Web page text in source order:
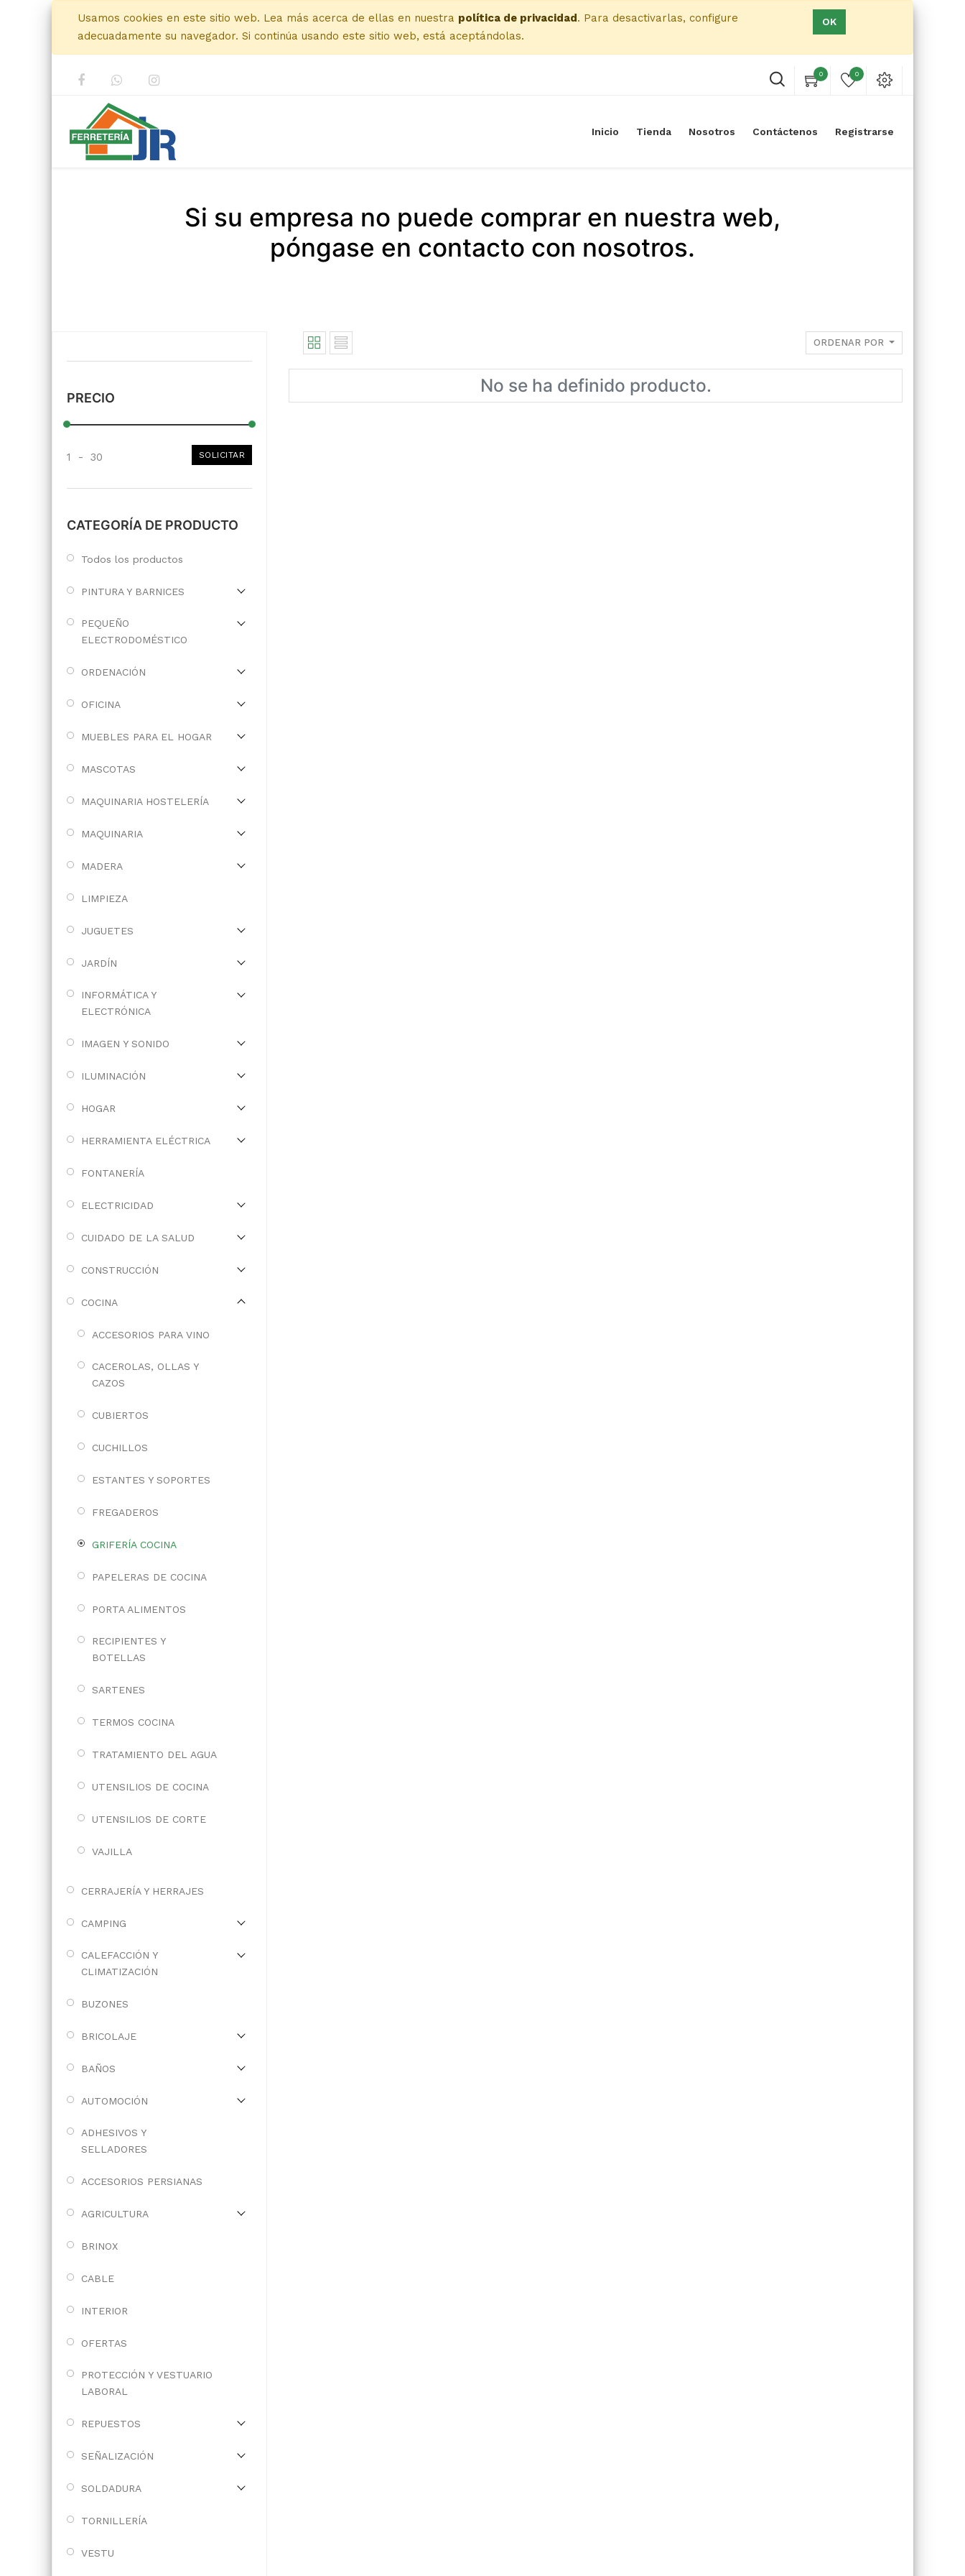
Usamos cookies en este sitio web. Lea más acerca de ellas en nuestra política de privacidad. Para desactivarlas, configure
adecuadamente su navegador. Si continúa usando este sitio web, está aceptándolas.
OK
0 0
Inicio Tienda Nosotros Contáctenos Registrarse
Si su empresa no puede comprar en nuestra web,
póngase en contacto con nosotros.
PRECIO
1 - 30 SOLICITAR
CATEGORÍA DE PRODUCTO
Todos los productos
PINTURA Y BARNICES
PEQUEÑO
ELECTRODOMÉSTICO
ORDENACIÓN
OFICINA
MUEBLES PARA EL HOGAR
MASCOTAS
MAQUINARIA HOSTELERÍA
MAQUINARIA
MADERA
LIMPIEZA
JUGUETES
JARDÍN
INFORMÁTICA Y
ELECTRÓNICA
IMAGEN Y SONIDO
ILUMINACIÓN
HOGAR
HERRAMIENTA ELÉCTRICA
FONTANERÍA
ELECTRICIDAD
CUIDADO DE LA SALUD
CONSTRUCCIÓN
COCINA
ACCESORIOS PARA VINO
CACEROLAS, OLLAS Y
CAZOS
CUBIERTOS
CUCHILLOS
ESTANTES Y SOPORTES
FREGADEROS
GRIFERÍA COCINA
PAPELERAS DE COCINA
PORTA ALIMENTOS
RECIPIENTES Y
BOTELLAS
SARTENES
TERMOS COCINA
TRATAMIENTO DEL AGUA
UTENSILIOS DE COCINA
UTENSILIOS DE CORTE
VAJILLA
CERRAJERÍA Y HERRAJES
CAMPING
CALEFACCIÓN Y
CLIMATIZACIÓN
BUZONES
BRICOLAJE
BAÑOS
AUTOMOCIÓN
ADHESIVOS Y
SELLADORES
ACCESORIOS PERSIANAS
AGRICULTURA
BRINOX
CABLE
INTERIOR
OFERTAS
PROTECCIÓN Y VESTUARIO
LABORAL
REPUESTOS
SEÑALIZACIÓN
SOLDADURA
TORNILLERÍA
VESTU
ORDENAR POR
No se ha definido producto.